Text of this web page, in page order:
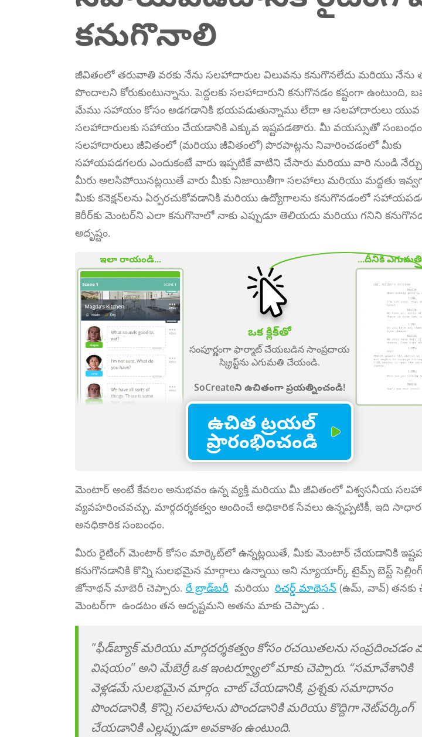
కనుగొనాలి
జీవితంలో తరువాతి వరకు నేను సలహాదారుల విలువను కనుగొనలేదు మరియు నేను
పొందాలని కోరుకుంటున్నాను. పెద్దలకు సలహాదారుని కనుగొనడం కష్టంగా ఉంటుంది,
మేము సహాయం కోసం అడగడానికి భయపడుతున్నాము లేదా ఆ సలహాదారులు యువ
సలహాదారులకు సహాయం చేయడానికి ఎక్కువ ఇష్టపడతారు. మీ వయస్సుతో సంబంధం
సలహాదారులు జీవితంలో (మరియు జీవితంలో) పొరపాట్లను నివారించడంలో మీకు
సహాయపడగలరు ఎందుకంటే వారు ఇప్పటికే వాటిని చేసారు మరియు వారి నుండి
మీరు అలసిపోయినట్లయితే వారు మీకు నిజాయితీగా సలహాలు మరియు మద్దతు
మీకు కనెక్షన్‌లను ఏర్పరచుకోవడానికి మరియు ఉద్యోగాలను కనుగొనడంలో
కెరీర్‌కు మెంటర్‌ని ఎలా కనుగొనాలో నాకు ఎప్పుడూ తెలియదు మరియు గనిని
అదృష్టం.
ఒక క్లిక్‌తో
సంపూర్ణంగా ఫార్మాట్ చేయబడిన సాంప్రదాయ
స్క్రిప్ట్‌ను ఎగుమతి చేయండి.
SoCreateని ఉచితంగా ప్రయత్నించండి!
ఉచిత ట్రయల్
ప్రారంభించండి
ఇలా రాయండి... ...దీనికి
మెంటార్ అంటే కేవలం అనుభవం ఉన్న వ్యక్తి మరియు మీ జీవితంలో విశ్వసనీయ
వ్యవహరించవచ్చు. మార్గదర్శకత్వం అందించే అధికారిక సేవలు ఉన్నప్పటికీ, ఇది
అనధికారిక సంబంధం.
మీరు రైటింగ్ మెంటార్ కోసం మార్కెట్‌లో ఉన్నట్లయితే, మీకు మెంటార్ చేయడానికి
కనుగొనడానికి కొన్ని సులభమైన మార్గాలు ఉన్నాయి అని న్యూయార్క్ టైమ్స్ బెస్ట్
జోనాథన్ మాబెరీ చెప్పారు. రే బ్రాడ్‌బరీ మరియు రిచర్డ్ మాథెసన్ (ఉమ్, వావ్) తనకు
మెంటర్‌గా ఉండటం తన అదృష్టమని అతను మాకు చెప్పాడు .
"ఫీడ్‌బ్యాక్ మరియు మార్గదర్శకత్వం కోసం రచయితలను సంప్రదించడం
విషయం" అని మేబెర్రీ ఒక ఇంటర్వ్యూలో మాకు చెప్పారు. “సమావేశానికి
వెళ్లడమే సులభమైన మార్గం. చాట్ చేయడానికి, ప్రశ్నకు సమాధానం
పొందడానికి, కొన్ని సలహాలను పొందడానికి మరియు కొద్దిగా నెట్‌వర్కింగ్
చేయడానికి ఎల్లప్పుడూ అవకాశం ఉంటుంది.